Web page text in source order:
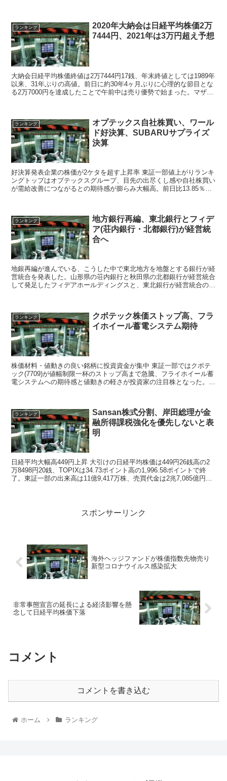
ランキング
2020年大納会は日経平均株価2万
7444円、2021年は3万円超え予想
大納会日経平均株価終値は2万7444円17銭、年末終値としては1989年
以来、31年ぶりの高値。前日に約30年4ヶ月ぶりに心理的な節目とな
る2万7000円を達成したことで午前中は売り優勢で始まった。マザー
ランキング
オプテックス自社株買い、ワール
ド好決算、SUBARUサプライズ
決算
好決算発表企業の株価が2ケタを超す上昇率 東証一部値上がりランキ
ングトップはオプテックスグループ、目先の出尽くし感や自社株買い
が需給改善につながるとの期待感が膨らみ大幅高。前日比13.85％上
ランキング
地方銀行再編、東北銀行とフィデ
ア(荘内銀行・北都銀行)が経営統
合へ
地銀再編が進んでいる、こうした中で東北地方を地盤とする銀行が経
営統合を発表した。山形県の荘内銀行と秋田県の北都銀行が経営統合
して発足したフィデアホールディングスと、東北銀行が経営統合の協
ランキング
クボテック株価ストップ高、フラ
イホイール蓄電システム期待
株価材料・値動きの良い銘柄に投資資金が集中 東証一部ではクボテ
ック(7709)が値幅制限一杯のストップ高まで急騰、フライホイール蓄
電システムへの期待感と値動きの軽さが投資家の注目株となった。レ
ランキング
Sansan株式分割、岸田総理が金
融所得課税強化を優先しないと表
明
日経平均大幅高449円上昇 大引けの日経平均株価は449円26銭高の2
万8498円20銭、TOPIXは34.73ポイント高の1,996.58ポイントで終
了。東証一部の出来高は11億9,417万株、売買代金は2兆7,085億円だ
スポンサーリンク
海外ヘッジファンドが株価指数先物売り
新型コロナウイルス感染拡大
非常事態宣言の延長による経済影響を懸
念して日経平均株価下落
コメント
コメントを書き込む
ホーム ランキング